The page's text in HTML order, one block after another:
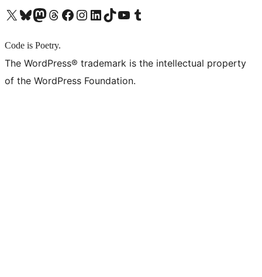
X (旧 Twitter) アカウントへBluesky アカウントへMastodon アカウントへThreads アカウントへ Facebook ページへInstagram アカウントへ LinkedIn アカウントへTikTok アカウントへYouTube チャンネルへ Tumblr アカウントへ
Code is Poetry.
The WordPress® trademark is the intellectual property
of the WordPress Foundation.